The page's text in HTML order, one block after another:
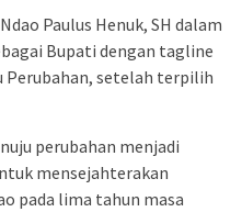
Paulus Henuk, SH dalam
Bupati dengan tagline
Perubahan, setelah terpilih
perubahan menjadi
mensejahterakan
pada lima tahun masa